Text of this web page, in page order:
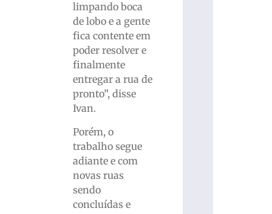
limpando boca
de lobo e a gente
fica contente em
poder resolver e
finalmente
entregar a rua de
pronto”, disse
Ivan.
Porém, o
trabalho segue
adiante e com
novas ruas
sendo
concluídas e